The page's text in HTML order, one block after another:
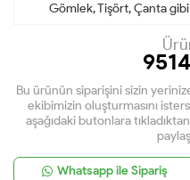
Gömlek, Tişört, Çanta
Bu ürünün siparişini sizin
ekibimizin oluşturmasını
aşağıdaki butonlara
Whatsapp ile Sipariş